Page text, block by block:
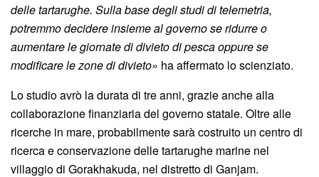
delle tartarughe. Sulla base degli studi di telemetria,
potremmo decidere insieme al governo se ridurre o
aumentare le giornate di divieto di pesca oppure se
modificare le zone di divieto» ha affermato lo scienziato.
Lo studio avrò la durata di tre anni, grazie anche alla
collaborazione finanziaria del governo statale. Oltre alle
ricerche in mare, probabilmente sarà costruito un centro di
ricerca e conservazione delle tartarughe marine nel
villaggio di Gorakhakuda, nel distretto di Ganjam.